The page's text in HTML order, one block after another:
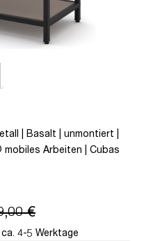
| Basalt | unmontiert |
Arbeiten | Cubas
€
4-5 Werktage